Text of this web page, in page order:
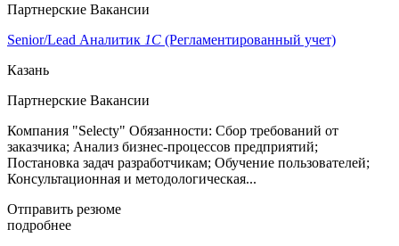
Партнерские Вакансии
Senior/Lead Аналитик 1С (Регламентированный учет)
Казань
Партнерские Вакансии
Компания "Selecty" Обязанности: Сбор требований от
заказчика; Анализ бизнес-процессов предприятий;
Постановка задач разработчикам; Обучение пользователей;
Консультационная и методологическая...
Отправить резюме
подробнее